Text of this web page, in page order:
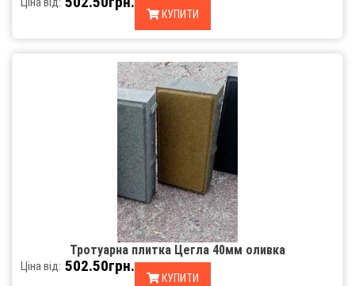
КУПИТИ
Тротуарна плитка Цегла 40мм оливка
Ціна від: 502.50грн.
КУПИТИ